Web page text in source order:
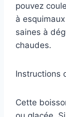
pouvez
à
saines à
chaudes.
Instructions
Cette